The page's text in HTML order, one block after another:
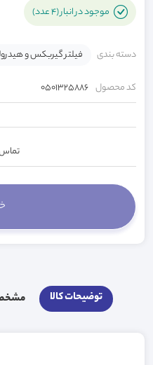
موجود در انبار (4 عدد)
دسته بندی فیلتر گیربکس و
کد محصول 0501325886
توضیحات کالا